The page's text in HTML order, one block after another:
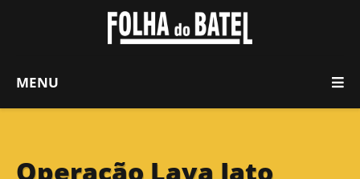
MENU
Operação Lava Jato